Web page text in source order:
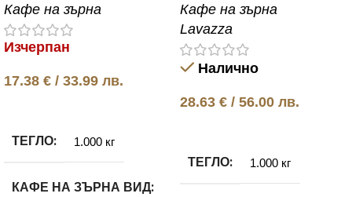
Кафе на зърна
Изчерпан
17.38 € / 33.99 лв.
ТЕГЛО 1.000 кг
КАФЕ НА ЗЪРНА ВИД
Кафе на зърна
Lavazza
Налично
28.63 € / 56.00 лв.
ТЕГЛО 1.000 кг